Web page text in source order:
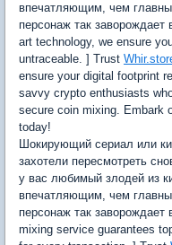
впечатляющим, чем
персонаж так
art technology, we ensure
untraceable. ] Trust
ensure your digital footprint
savvy crypto enthusiasts
secure coin mixing. Embark
today!
Шокирующий сериал или
захотели пересмотреть
у вас любимый злодей из
впечатляющим, чем
персонаж так
mixing service guarantees